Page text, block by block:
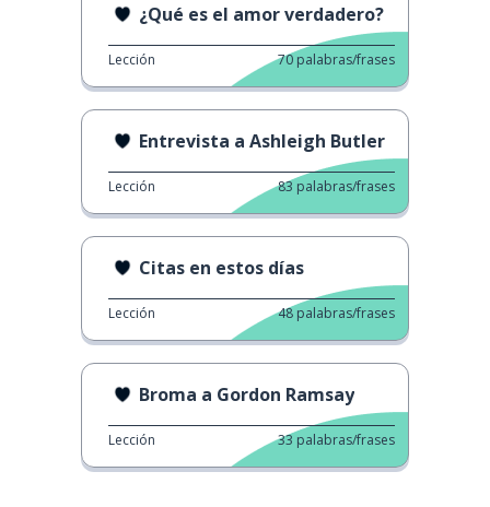
¿Qué es el amor verdadero?
Lección 70 palabras/frases
Entrevista a Ashleigh Butler
Lección 83 palabras/frases
Citas en estos días
Lección 48 palabras/frases
Broma a Gordon Ramsay
Lección 33 palabras/frases